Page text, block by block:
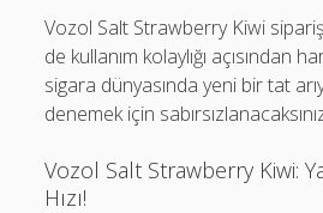
Vozol Salt Strawberry Kiwi
de kullanım kolaylığı açısından
sigara dünyasında yeni bir tat
denemek için
Vozol Salt Strawberry Kiwi:
Hızı!